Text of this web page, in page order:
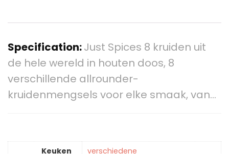
Specification:Just Spices 8 kruiden uit
de hele wereld in houten doos, 8
verschillende allrounder-
kruidenmengsels voor elke smaak, van…
Keuken ‎verschiedene